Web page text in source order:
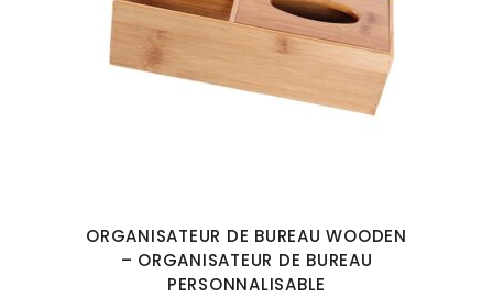
ORGANISATEUR DE BUREAU WOODEN
– ORGANISATEUR DE BUREAU
PERSONNALISABLE